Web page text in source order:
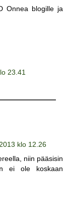
Onnea blogille ja
23.41
klo 12.26
niin pääsisin
ei ole koskaan